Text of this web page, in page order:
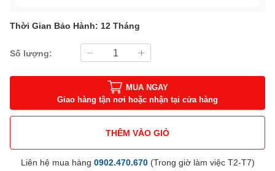
Thời Gian Bảo Hành: 12 Tháng
Số lượng:
MUA NGAY
Giao hàng tận nơi hoặc nhận tại cửa hàng
THÊM VÀO GIỎ
Liên hệ mua hàng 0902.470.670(Trong giờ làm việc T2-T7)